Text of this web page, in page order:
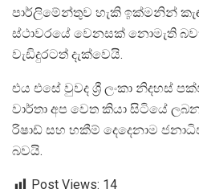
පාර්ලිමේන්තුව හැකි ඉක්මනින්
ස්ථාවරයේ වෙනසක් නොමැති
වැඩිදුරටත් දැක්වෙයි.
එය එසේ වුවද ශ්‍රී ලංකා නිදහස්
වාර්තා අප වෙත කියා සිටියේ
රිෂාඩ් සහ හකීම් දෙදෙනාම
බවයි.
Post Views: 14